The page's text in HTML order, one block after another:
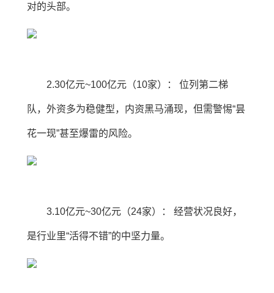
对的头部。
2.30亿元~100亿元（10家）： 位列第二梯
队，外资多为稳健型，内资黑马涌现，但需警惕“昙
花一现”甚至爆雷的风险。
3.10亿元~30亿元（24家）： 经营状况良好，
是行业里“活得不错”的中坚力量。